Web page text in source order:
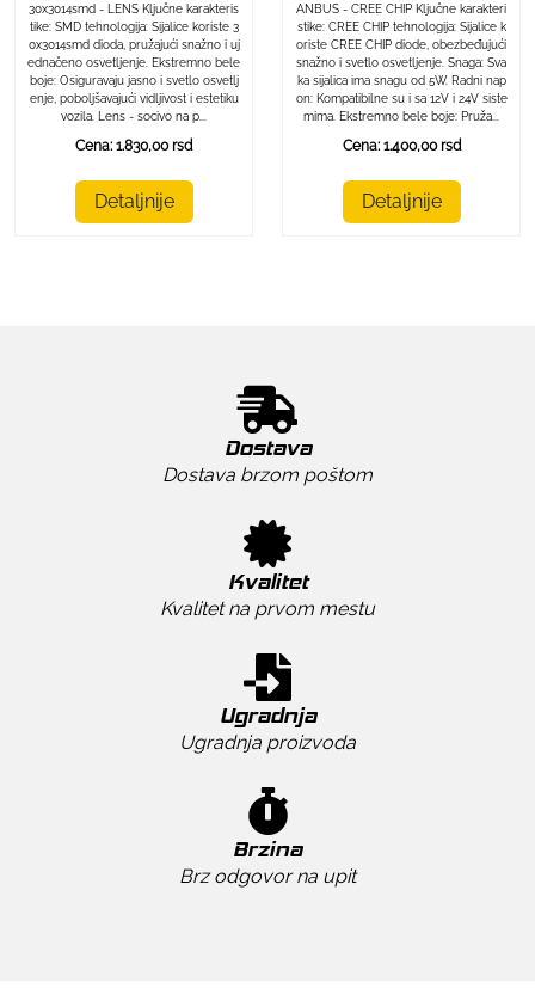
30x3014smd - LENS Ključne karakteris
tike: SMD tehnologija: Sijalice koriste 3
0x3014smd dioda, pružajući snažno i uj
ednačeno osvetljenje. Ekstremno bele
boje: Osiguravaju jasno i svetlo osvetlj
enje, poboljšavajući vidljivost i estetiku
vozila. Lens - socivo na p...
Cena: 1.830,00 rsd
Detaljnije
ANBUS - CREE CHIP Ključne karakteri
stike: CREE CHIP tehnologija: Sijalice k
oriste CREE CHIP diode, obezbeđujući
snažno i svetlo osvetljenje. Snaga: Sva
ka sijalica ima snagu od 5W. Radni nap
on: Kompatibilne su i sa 12V i 24V siste
mima. Ekstremno bele boje: Pruža...
Cena: 1.400,00 rsd
Detaljnije
Dostava
Dostava brzom poštom
Kvalitet
Kvalitet na prvom mestu
Ugradnja
Ugradnja proizvoda
Brzina
Brz odgovor na upit